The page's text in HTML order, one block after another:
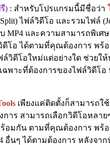
) : สำหรับโปรแกรมนี้มีชื่อว่า
ไฟล์วิดีโอ และรวมไฟล์
MP4 และความสามารถพิเศ
ดีโอ ได้ตามที่คุณต้องการ พร้
วิดีโอใหม่แต่อย่างใด ช่วยให้
พาะที่ต้องการของไฟล์วิดีโอ
เพียงแค่ติดตั้งก็สามารถ
การ สามารถเลือกวิดีโอหลา
อมกัน ตามที่คุณต้องการ พร้
อื่นๆ ได้ตามต้องการ หลังจ